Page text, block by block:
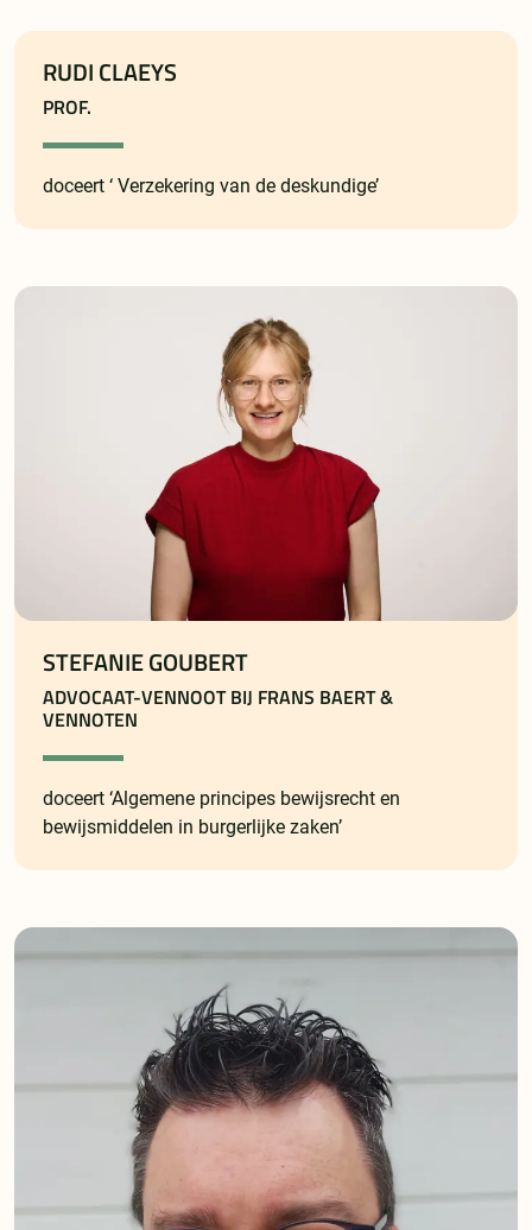
RUDI CLAEYS
PROF.
doceert ‘ Verzekering van de deskundige’
STEFANIE GOUBERT
ADVOCAAT-VENNOOT BIJ FRANS BAERT &
VENNOTEN
doceert ‘Algemene principes bewijsrecht en
bewijsmiddelen in burgerlijke zaken’